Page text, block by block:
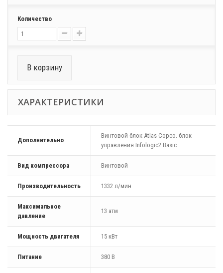
Количество
В корзину
ХАРАКТЕРИСТИКИ
Дополнительно
Винтовой блок Atlas Copco. блок
управления Infologic2 Basic
Вид компрессора Винтовой
Производительность 1332 л/мин
Максимальное
давление
13 атм
Мощность двигателя 15 кВт
Питание 380 В